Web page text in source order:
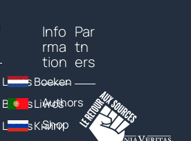
Livres
Books
Libros
Boeken
Livros
Книги
Info
rma
tion
Authors
Shop
Par
tn
ers